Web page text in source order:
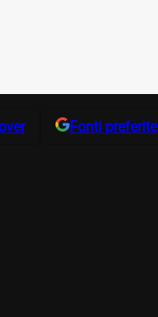
Fonti preferite